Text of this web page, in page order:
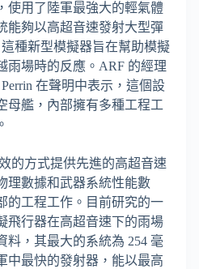
使用了陸軍最強大的輕氣體
能夠以高超音速發射大型彈
種新型模擬器旨在幫助模擬
雨場時的反應。ARF 的經理
在聲明中表示，這個設
母艦，內部擁有多種工程工
的方式提供先進的高超音速
理數據和武器系統性能數
的工程工作。目前研究的一
飛行器在高超音速下的雨場
料，其最大的系統為 254 毫
中最快的發射器，能以最高